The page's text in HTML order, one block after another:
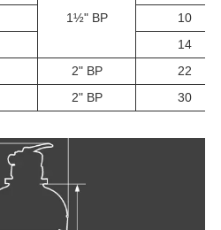
1½" BP
10
14
2" BP
22
2" BP 30